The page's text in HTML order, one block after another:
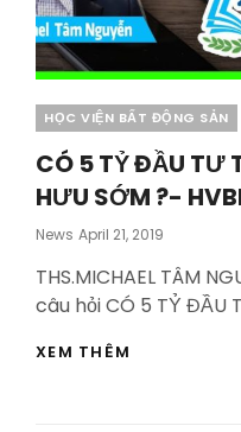
Categories
HỌC VIỆN BẤT ĐỘNG SẢN
CÓ 5 TỶ ĐẦU TƯ
HƯU SỚM ?-
News Posted
April 21, 2019
THS.MICHAEL TÂM
câu hỏi CÓ 5 TỶ ĐẦU
XEM THÊM